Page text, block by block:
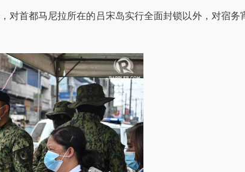
，对首都马尼拉所在的吕宋岛实行全面封锁以外，对宿务